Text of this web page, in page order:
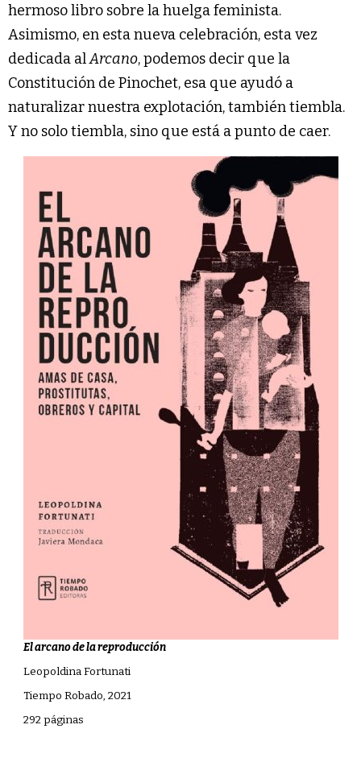
hermoso libro sobre la huelga feminista.
Asimismo, en esta nueva celebración, esta vez
dedicada alArcano, podemos decir que la
Constitución de Pinochet, esa que ayudó a
naturalizar nuestra explotación, también tiembla.
Y no solo tiembla, sino que está a punto de caer.
El arcano de la reproducción
Leopoldina Fortunati
Tiempo Robado, 2021
292 páginas